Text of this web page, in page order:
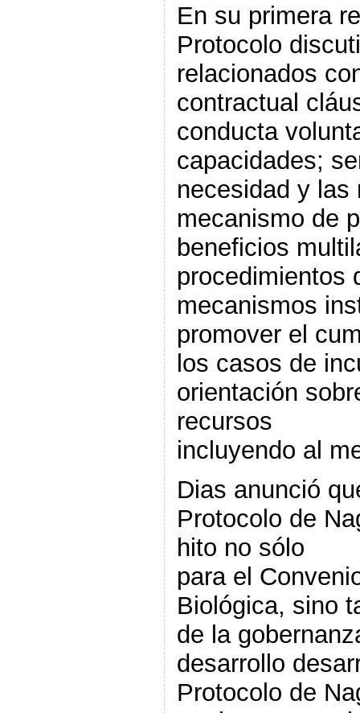
En su primera
Protocolo
relacionados
contractual
conducta
capacidades;
necesidad y las
mecanismo de
beneficios
procedimientos
mecanismos
promover el
los casos de
orientación
recursos
incluyendo al
Dias anunció
Protocolo de
hito no sólo
para el
Biológica, sino
de la
desarrollo
Protocolo de